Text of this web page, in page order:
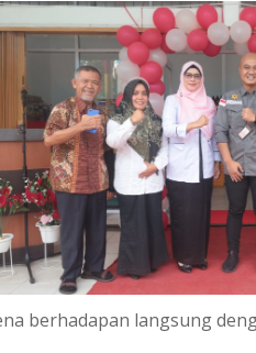
berhadapan langsung